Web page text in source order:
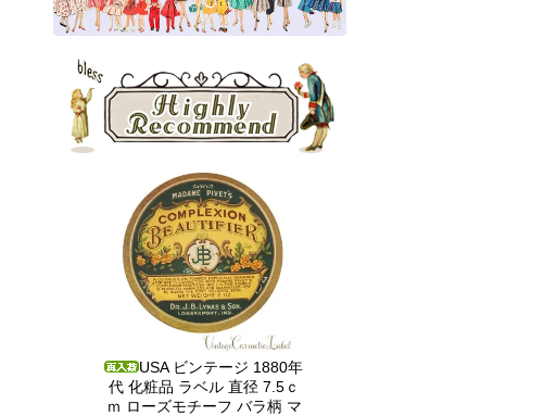
USA ビンテージ 1880年
代 化粧品 ラベル 直径 7.5ｃ
ｍ ローズモチーフ バラ柄 マ